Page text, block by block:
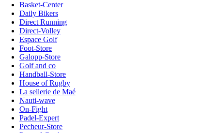
Basket-Center
Daily Bikers
Direct Running
Direct-Volley
Espace Golf
Foot-Store
Galopp-Store
Golf and co
Handball-Store
House of Rugby
La sellerie de Maé
Nauti-wave
On-Fight
Padel-Expert
Pecheur-Store